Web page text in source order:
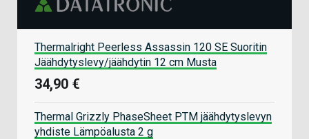
Thermalright Peerless Assassin 120 SE Suoritin
Jäähdytyslevy/jäähdytin 12 cm Musta
34,90 €
Thermal Grizzly PhaseSheet PTM jäähdytyslevyn
yhdiste Lämpöalusta 2 g